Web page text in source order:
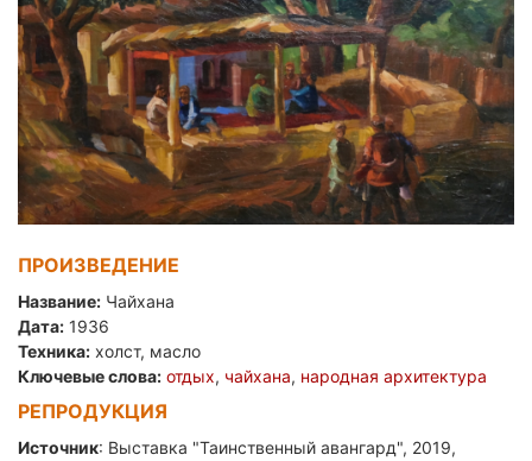
ПРОИЗВЕДЕНИЕ
Название: Чайхана
Дата: 1936
Техника: холст, масло
Ключевые слова: отдых, чайхана, народная архитектура
РЕПРОДУКЦИЯ
Источник: Выставка "Таинственный авангард", 2019,